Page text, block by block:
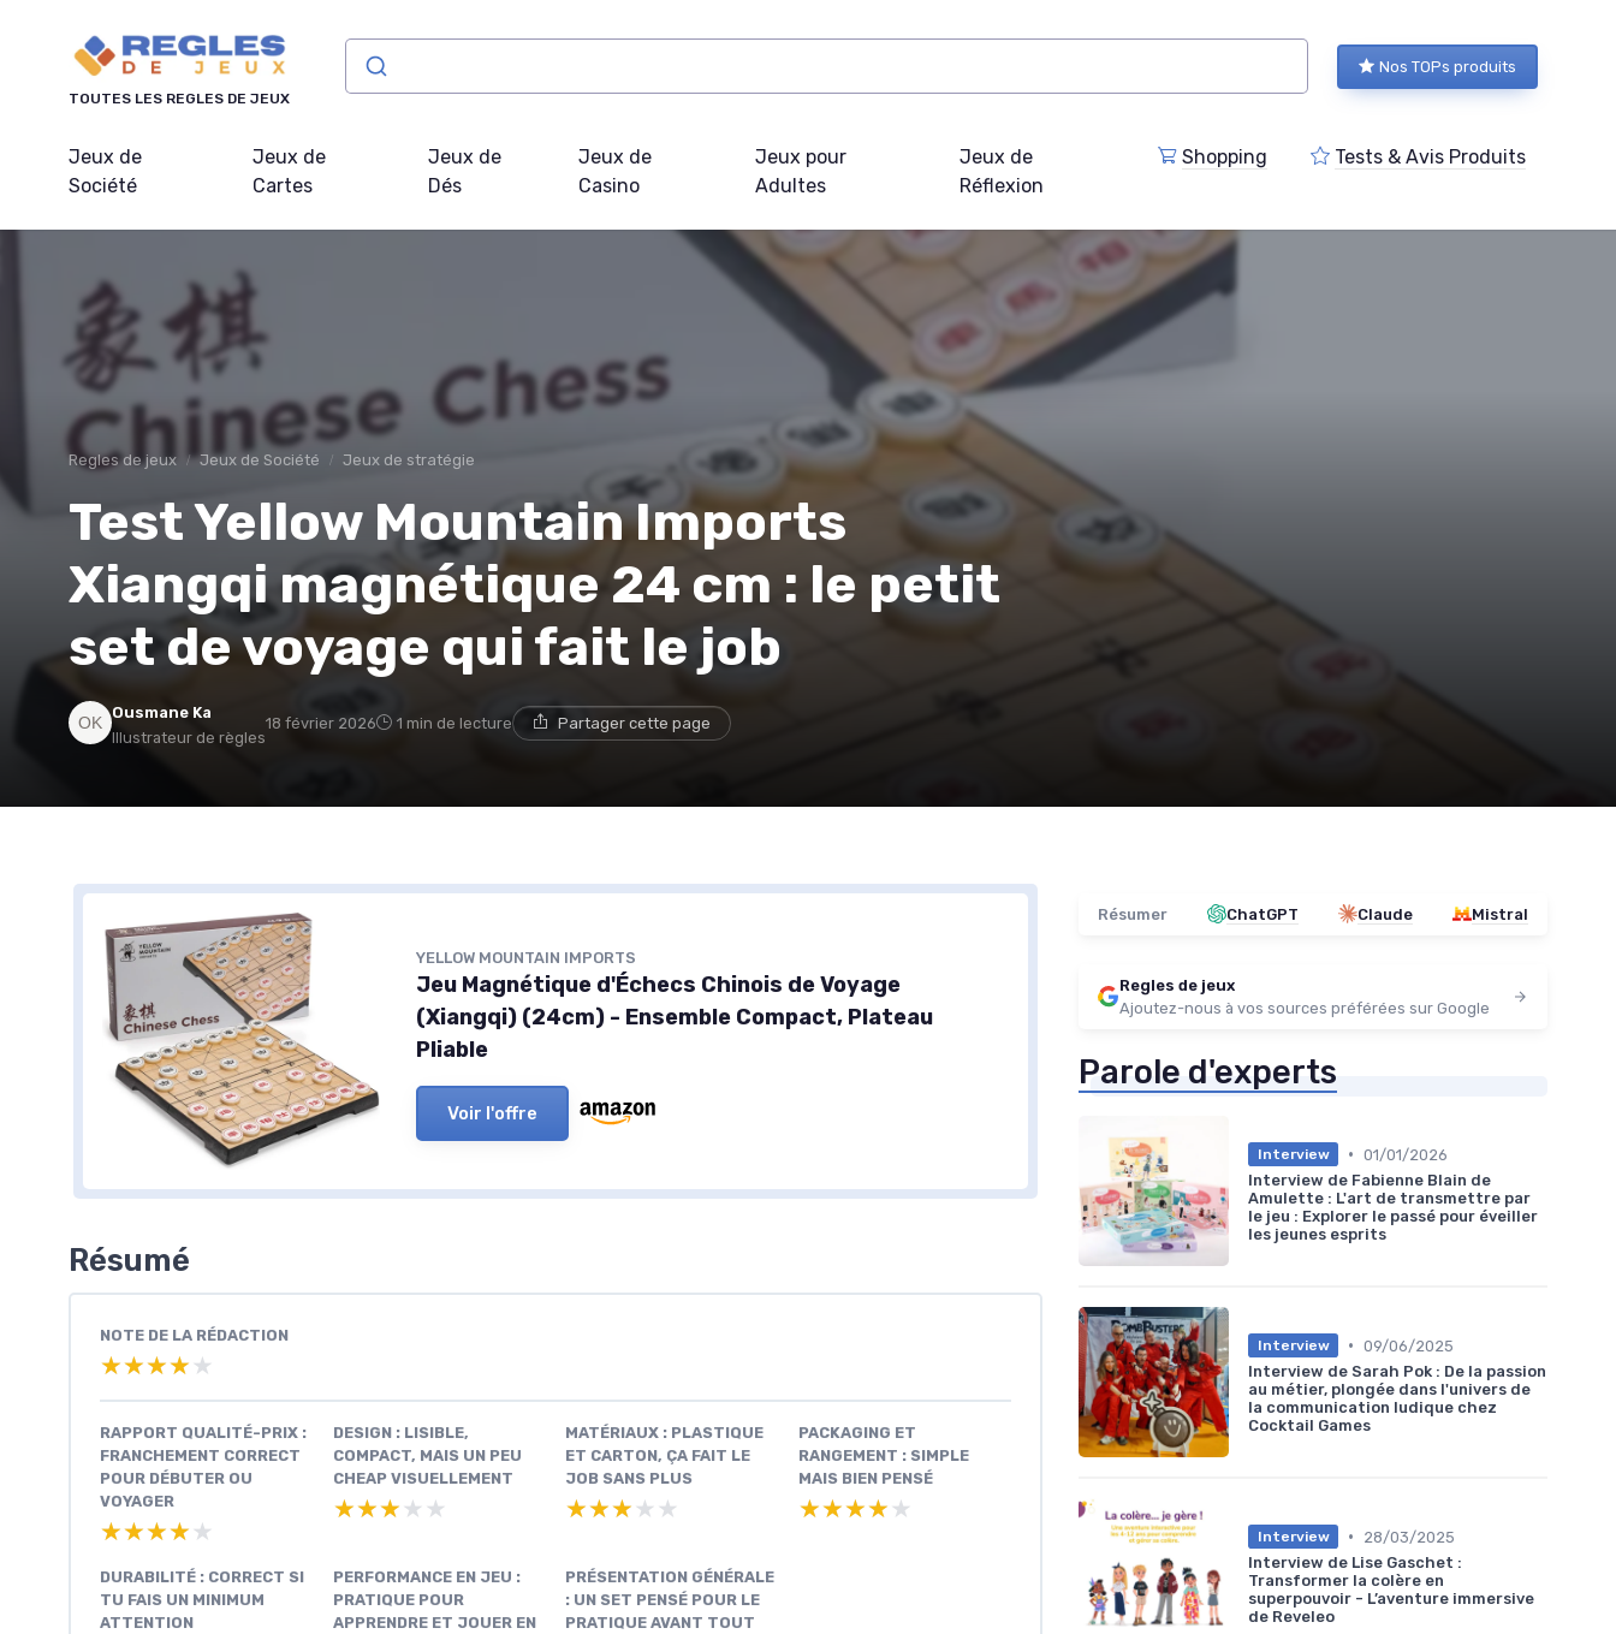
TOUTES LES REGLES DE JEUX
Nos TOPs produits
Jeux de
Société
Jeux de
Cartes
Jeux de
Dés
Jeux de
Casino
Jeux pour
Adultes
Jeux de
Réflexion
Shopping Tests & Avis Produits
Regles de jeux Jeux de Société Jeux de stratégie
Test Yellow Mountain Imports
Xiangqi magnétique 24 cm : le petit
set de voyage qui fait le job
Ousmane Ka
Illustrateur de règles
18 février 2026 1 min de lecture Partager cette page
YELLOW MOUNTAIN IMPORTS
Jeu Magnétique d'Échecs Chinois de Voyage
(Xiangqi) (24cm) - Ensemble Compact, Plateau
Pliable
Voir l'offre
Résumé
NOTE DE LA RÉDACTION
★★★★★
★★★★★
RAPPORT QUALITÉ-PRIX :
FRANCHEMENT CORRECT
POUR DÉBUTER OU
VOYAGER
★★★★★
★★★★★
DESIGN : LISIBLE,
COMPACT, MAIS UN PEU
CHEAP VISUELLEMENT
★★★★★
★★★★★
MATÉRIAUX : PLASTIQUE
ET CARTON, ÇA FAIT LE
JOB SANS PLUS
★★★★★
★★★★★
PACKAGING ET
RANGEMENT : SIMPLE
MAIS BIEN PENSÉ
★★★★★
★★★★★
DURABILITÉ : CORRECT SI
TU FAIS UN MINIMUM
ATTENTION
PERFORMANCE EN JEU :
PRATIQUE POUR
APPRENDRE ET JOUER EN
PRÉSENTATION GÉNÉRALE
: UN SET PENSÉ POUR LE
PRATIQUE AVANT TOUT
Résumer ChatGPT Claude Mistral
Regles de jeux
Ajoutez-nous à vos sources préférées sur Google
Parole d'experts
Interview • 01/01/2026
Interview de Fabienne Blain de
Amulette : L'art de transmettre par
le jeu : Explorer le passé pour éveiller
les jeunes esprits
Interview • 09/06/2025
Interview de Sarah Pok : De la passion
au métier, plongée dans l'univers de
la communication ludique chez
Cocktail Games
Interview •
28/03/2025
Interview de Lise Gaschet :
Transformer la colère en
superpouvoir - L’aventure immersive
de Reveleo